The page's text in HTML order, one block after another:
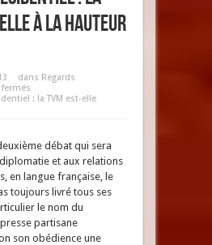
à la hauteur
dans Regards
: la TVM est-elle
débat qui sera
et aux relations
en langue française, le
toujours livré tous ses
le nom du
partisane
son obédience une